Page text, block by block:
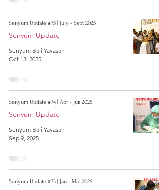
Senyum Update #75 | July - Sept 2025
Senyum Update
Senyum Bali Yayasan
Oct 13, 2025
Senyum Update #74 | Apr - Jun 2025
Senyum Update
Senyum Bali Yayasan
Sep 9, 2025
Senyum Update #73 | Jan - Mar 2025